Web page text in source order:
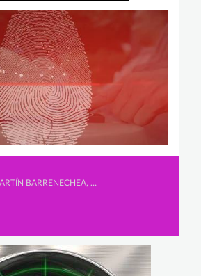
Secundaria, BERTA MARTÍN BARRENECHEA, CELIA FLORIANO VELASCO y LUCÍA GONZÁLEZ RAMOS